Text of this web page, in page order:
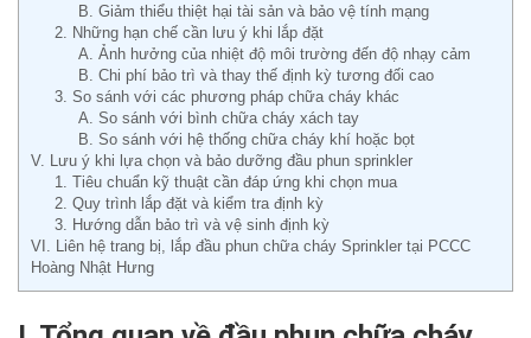
B. Giảm thiểu thiệt hại tài sản và bảo vệ tính mạng
2. Những hạn chế cần lưu ý khi lắp đặt
A. Ảnh hưởng của nhiệt độ môi trường đến độ nhạy cảm
B. Chi phí bảo trì và thay thế định kỳ tương đối cao
3. So sánh với các phương pháp chữa cháy khác
A. So sánh với bình chữa cháy xách tay
B. So sánh với hệ thống chữa cháy khí hoặc bọt
V. Lưu ý khi lựa chọn và bảo dưỡng đầu phun sprinkler
1. Tiêu chuẩn kỹ thuật cần đáp ứng khi chọn mua
2. Quy trình lắp đặt và kiểm tra định kỳ
3. Hướng dẫn bảo trì và vệ sinh định kỳ
VI. Liên hệ trang bị, lắp đầu phun chữa cháy Sprinkler tại PCCC
Hoàng Nhật Hưng